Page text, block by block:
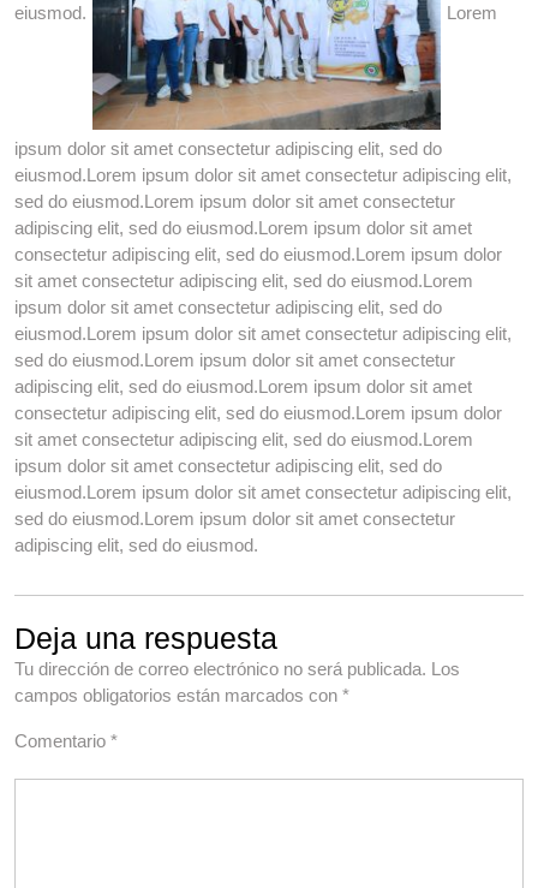
eiusmod. Lorem
ipsum dolor sit amet consectetur adipiscing elit, sed do
eiusmod.Lorem ipsum dolor sit amet consectetur adipiscing elit,
sed do eiusmod.Lorem ipsum dolor sit amet consectetur
adipiscing elit, sed do eiusmod.Lorem ipsum dolor sit amet
consectetur adipiscing elit, sed do eiusmod.Lorem ipsum dolor
sit amet consectetur adipiscing elit, sed do eiusmod.Lorem
ipsum dolor sit amet consectetur adipiscing elit, sed do
eiusmod.Lorem ipsum dolor sit amet consectetur adipiscing elit,
sed do eiusmod.Lorem ipsum dolor sit amet consectetur
adipiscing elit, sed do eiusmod.Lorem ipsum dolor sit amet
consectetur adipiscing elit, sed do eiusmod.Lorem ipsum dolor
sit amet consectetur adipiscing elit, sed do eiusmod.Lorem
ipsum dolor sit amet consectetur adipiscing elit, sed do
eiusmod.Lorem ipsum dolor sit amet consectetur adipiscing elit,
sed do eiusmod.Lorem ipsum dolor sit amet consectetur
adipiscing elit, sed do eiusmod.
Deja una respuesta
Tu dirección de correo electrónico no será publicada. Los
campos obligatorios están marcados con *
Comentario *